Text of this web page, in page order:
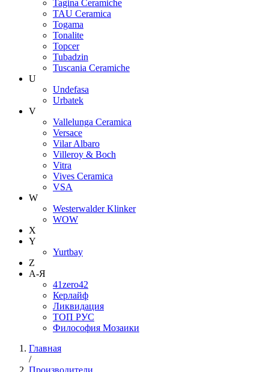
Tagina Ceramiche
TAU Ceramica
Togama
Tonalite
Topcer
Tubadzin
Tuscania Ceramiche
U
Undefasa
Urbatek
V
Vallelunga Ceramica
Versace
Vilar Albaro
Villeroy & Boch
Vitra
Vives Ceramica
VSA
W
Westerwalder Klinker
WOW
X
Y
Yurtbay
Z
А-Я
41zero42
Керлайф
Ликвидация
ТОП РУС
Философия Мозаики
Главная
/
Производители